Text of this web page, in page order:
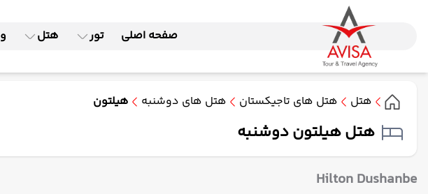
صفحه اصلی تور هتل
هتل هتل های تاجیکستان هتل های دوشنبه هیلتون
هتل هیلتون دوشنبه
Hilton Dushanbe